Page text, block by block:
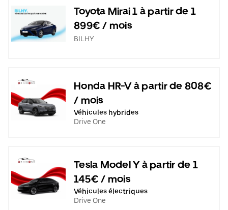
Toyota Mirai 1 à partir de 1
899€ / mois
BILHY
Honda HR-V à partir de 808€
/ mois
Véhicules hybrides
Drive One
Tesla Model Y à partir de 1
145€ / mois
Véhicules électriques
Drive One